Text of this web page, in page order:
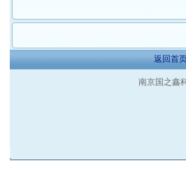
返回首
南京国之鑫